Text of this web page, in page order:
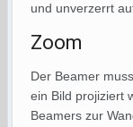
und unverzerrt
Zoom
Der Beamer
ein Bild projiziert
Beamers zur